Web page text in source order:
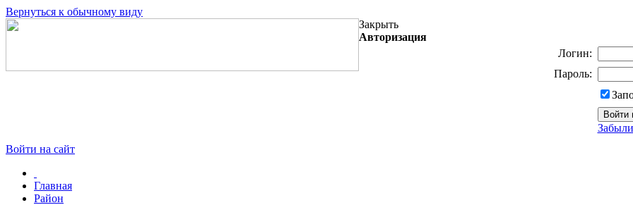
Вернуться к обычному виду
Закрыть
Авторизация
Логин:
Пароль:
Войти на сайт
Главная
Район